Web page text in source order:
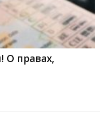
О правах,